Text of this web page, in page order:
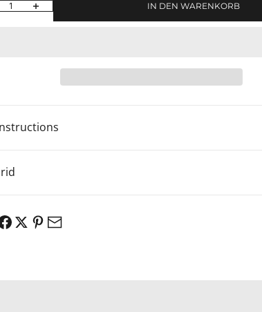
verringern
Anzahl erhöhen IN DEN WARENKORB